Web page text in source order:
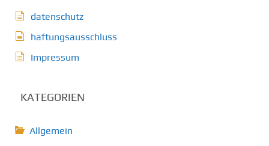
datenschutz
haftungsausschluss
Impressum
KATEGORIEN
Allgemein